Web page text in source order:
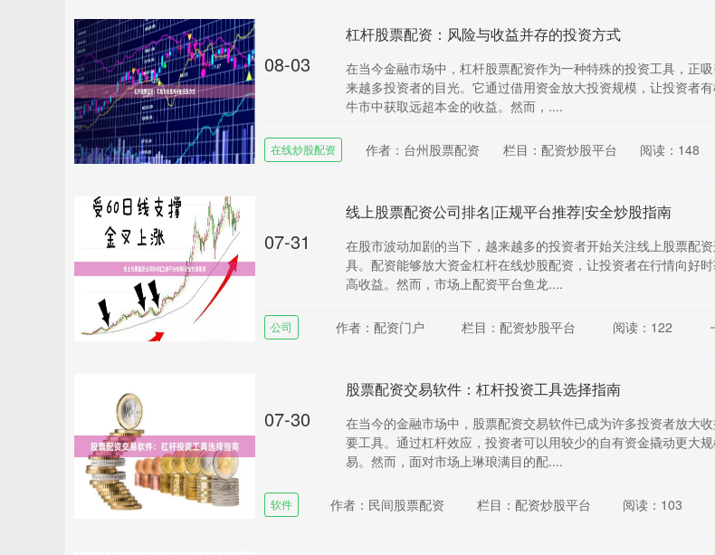
08-03
杠杆股票配资：风险与收益并存的投资方式
在当今金融市场中，杠杆股票配资作为一种特殊的投资工具，正
来越多投资者的目光。它通过借用资金放大投资规模，让投资者
牛市中获取远超本金的收益。然而，....
在线炒股配资 作者：台州股票配资 栏目：配资炒股平台 阅读：148
07-31
线上股票配资公司排名|正规平台推荐|安全炒股指南
在股市波动加剧的当下，越来越多的投资者开始关注线上股票配
具。配资能够放大资金杠杆在线炒股配资，让投资者在行情向好
高收益。然而，市场上配资平台鱼龙....
公司 作者：配资门户 栏目：配资炒股平台 阅读：122
07-30
股票配资交易软件：杠杆投资工具选择指南
在当今的金融市场中，股票配资交易软件已成为许多投资者放大
要工具。通过杠杆效应，投资者可以用较少的自有资金撬动更大
易。然而，面对市场上琳琅满目的配....
软件 作者：民间股票配资 栏目：配资炒股平台 阅读：103